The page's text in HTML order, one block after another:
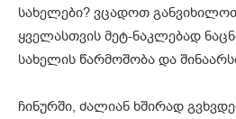
სახელები? ვცადოთ
ყველასთვის მეტ-ნაკლებად
სახელის წარმოშობა და
ჩინურში, ძალიან ხშირად